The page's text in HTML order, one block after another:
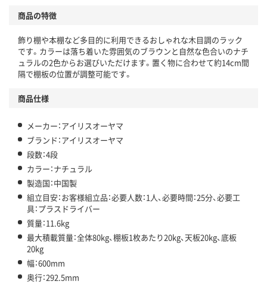
商品の特徴
飾り棚や本棚など多目的に利用できるおしゃれな木目調のラック
です。カラーは落ち着いた雰囲気のブラウンと自然な色合いのナチ
ュラルの2色からお選びいただけます。置く物に合わせて約14cm間
隔で棚板の位置が調整可能です。
商品仕様
メーカー：アイリスオーヤマ
ブランド：アイリスオーヤマ
段数：4段
カラー：ナチュラル
製造国：中国製
組立目安：お客様組立品：必要人数：1人、必要時間：25分、必要工
具：プラスドライバー
質量：11.6kg
最大積載質量：全体80kg、棚板1枚あたり20kg、天板20kg、底板
20kg
幅：600mm
奥行：292.5mm